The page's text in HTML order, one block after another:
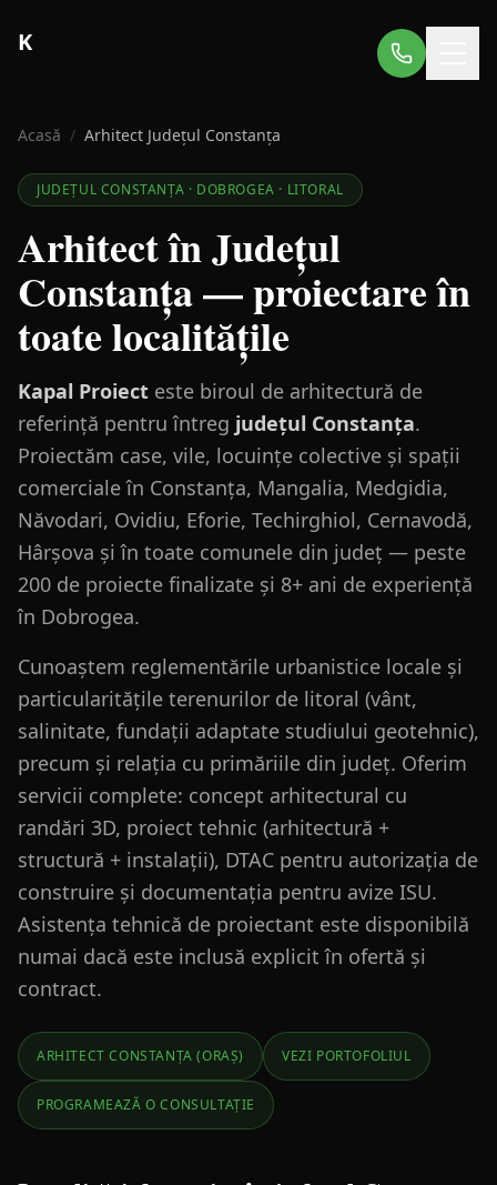
K
Acasă / Arhitect Județul Constanța
JUDEȚUL CONSTANȚA · DOBROGEA · LITORAL
Arhitect în Județul
Constanța — proiectare în
toate localitățile
Kapal Proiect este biroul de arhitectură de
referință pentru întreg județul Constanța.
Proiectăm case, vile, locuințe colective și spații
comerciale în Constanța, Mangalia, Medgidia,
Năvodari, Ovidiu, Eforie, Techirghiol, Cernavodă,
Hârșova și în toate comunele din județ — peste
200 de proiecte finalizate și 8+ ani de experiență
în Dobrogea.
Cunoaștem reglementările urbanistice locale și
particularitățile terenurilor de litoral (vânt,
salinitate, fundații adaptate studiului geotehnic),
precum și relația cu primăriile din județ. Oferim
servicii complete: concept arhitectural cu
randări 3D, proiect tehnic (arhitectură +
structură + instalații), DTAC pentru autorizația de
construire și documentația pentru avize ISU.
Asistența tehnică de proiectant este disponibilă
numai dacă este inclusă explicit în ofertă și
contract.
ARHITECT CONSTANȚA (ORAȘ) VEZI PORTOFOLIUL
PROGRAMEAZĂ O CONSULTAȚIE